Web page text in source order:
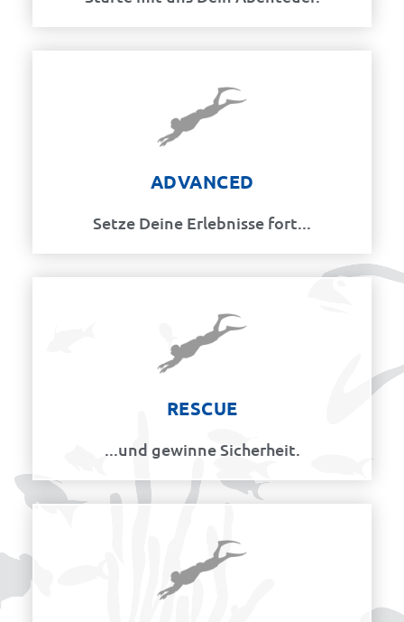
ADVANCED
Setze Deine Erlebnisse fort...
RESCUE
...und gewinne Sicherheit.